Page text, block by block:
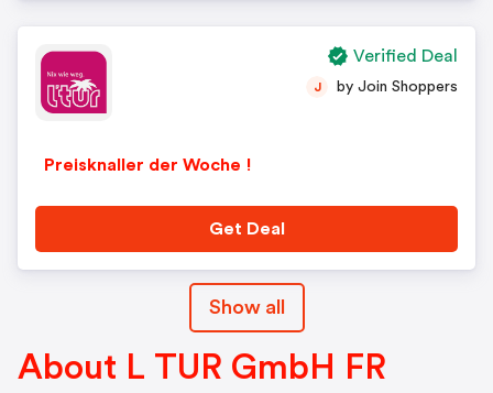
Preisknaller der Woche !
J by Join Shoppers
Get Deal
Verified Deal
Show all
About L TUR GmbH FR